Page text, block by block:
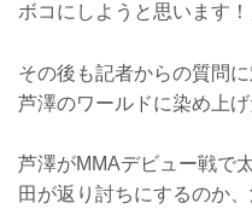
ボコにしようと思います
その後も記者からの質問
芦澤のワールドに染め上げ
芦澤がMMAデビュー戦で
田が返り討ちにするのか、